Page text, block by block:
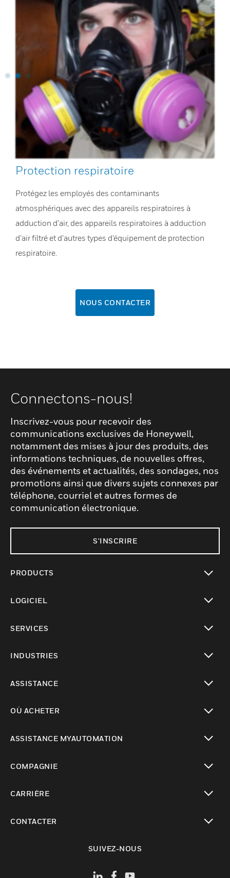
Protection respiratoire
Protégez les employés des contaminants
atmosphériques avec des appareils respiratoires à
adduction d’air, des appareils respiratoires à adduction
d’air filtré et d’autres types d’équipement de protection
respiratoire.
NOUS CONTACTER
Connectons-nous!
Inscrivez-vous pour recevoir des
communications exclusives de Honeywell,
notamment des mises à jour des produits, des
informations techniques, de nouvelles offres,
des événements et actualités, des sondages, nos
promotions ainsi que divers sujets connexes par
téléphone, courriel et autres formes de
communication électronique.
S'INSCRIRE
PRODUCTS
LOGICIEL
SERVICES
INDUSTRIES
ASSISTANCE
OÙ ACHETER
ASSISTANCE MYAUTOMATION
COMPAGNIE
CARRIÈRE
CONTACTER
SUIVEZ-NOUS